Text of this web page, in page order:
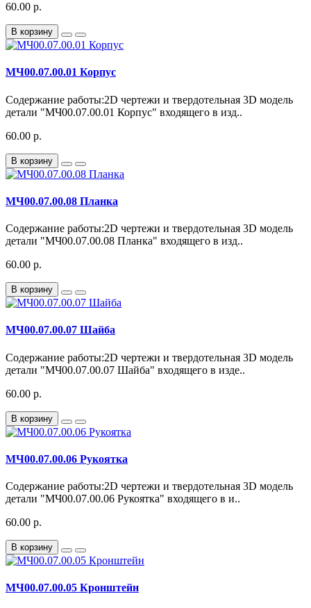
60.00 р.
В корзину
МЧ00.07.00.01 Корпус
Содержание работы:2D чертежи и твердотельная 3D модель
детали "МЧ00.07.00.01 Корпус" входящего в изд..
60.00 р.
В корзину
МЧ00.07.00.08 Планка
Содержание работы:2D чертежи и твердотельная 3D модель
детали "МЧ00.07.00.08 Планка" входящего в изд..
60.00 р.
В корзину
МЧ00.07.00.07 Шайба
Содержание работы:2D чертежи и твердотельная 3D модель
детали "МЧ00.07.00.07 Шайба" входящего в изде..
60.00 р.
В корзину
МЧ00.07.00.06 Рукоятка
Содержание работы:2D чертежи и твердотельная 3D модель
детали "МЧ00.07.00.06 Рукоятка" входящего в и..
60.00 р.
В корзину
МЧ00.07.00.05 Кронштейн